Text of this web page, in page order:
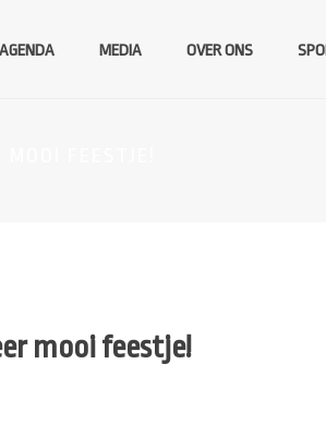
AGENDA MEDIA OVER ONS
mooi feestje!